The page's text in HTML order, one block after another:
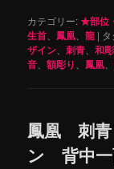
カテゴリー:★部位
生首
鳳凰 、龍 |
ザイン 、刺青 、和
音 、額彫り 鳳凰 、
鳳凰 刺青
ン 背中